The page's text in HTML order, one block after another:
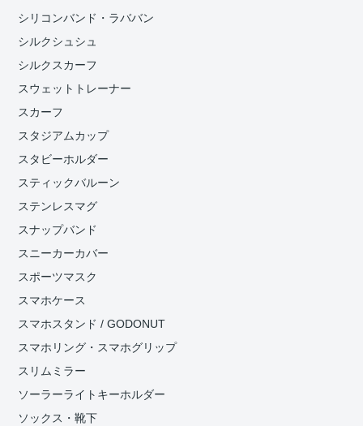
シリコンバンド・ラババン
シルクシュシュ
シルクスカーフ
スウェットトレーナー
スカーフ
スタジアムカップ
スタビーホルダー
スティックバルーン
ステンレスマグ
スナップバンド
スニーカーカバー
スポーツマスク
スマホケース
スマホスタンド / GODONUT
スマホリング・スマホグリップ
スリムミラー
ソーラーライトキーホルダー
ソックス・靴下